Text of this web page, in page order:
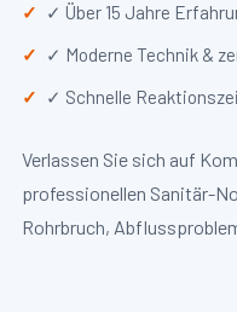
✓ Über 15 Jahre
✓ Moderne Technik &
✓ Schnelle
Verlassen Sie sich auf
professionellen Sanitär-
Rohrbruch,